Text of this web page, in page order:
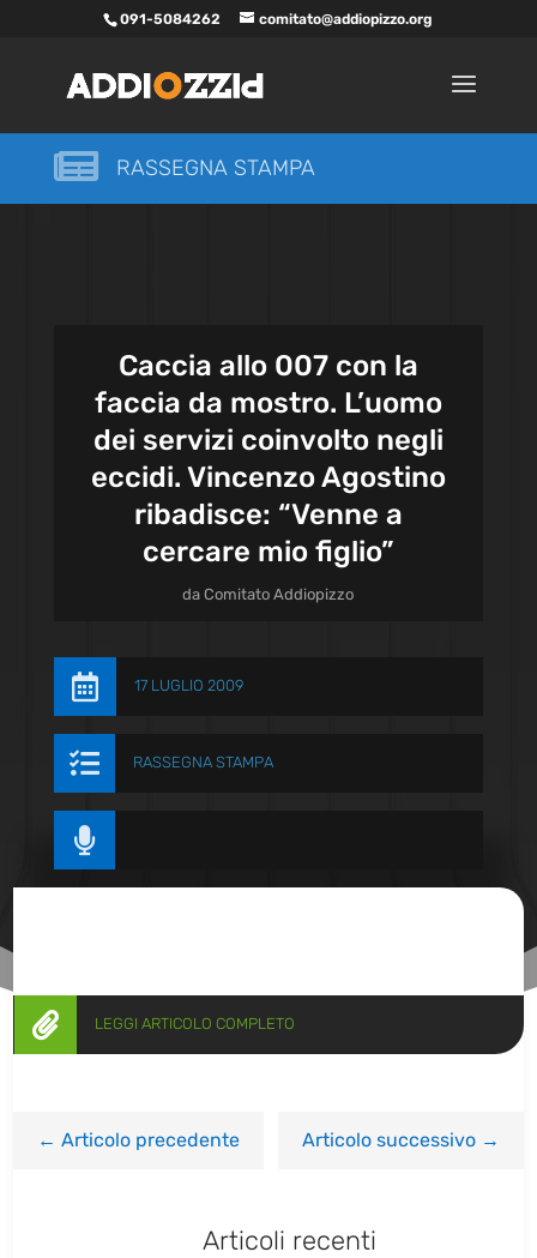
091-5084262 comitato@addiopizzo.org
 RASSEGNA STAMPA
Caccia allo 007 con la
faccia da mostro. L’uomo
dei servizi coinvolto negli
eccidi. Vincenzo Agostino
ribadisce: “Venne a
cercare mio figlio”
daComitato Addiopizzo
 17 LUGLIO 2009
 RASSEGNA STAMPA

 LEGGI ARTICOLO COMPLETO
←Articolo precedente Articolo successivo→
Articoli recenti